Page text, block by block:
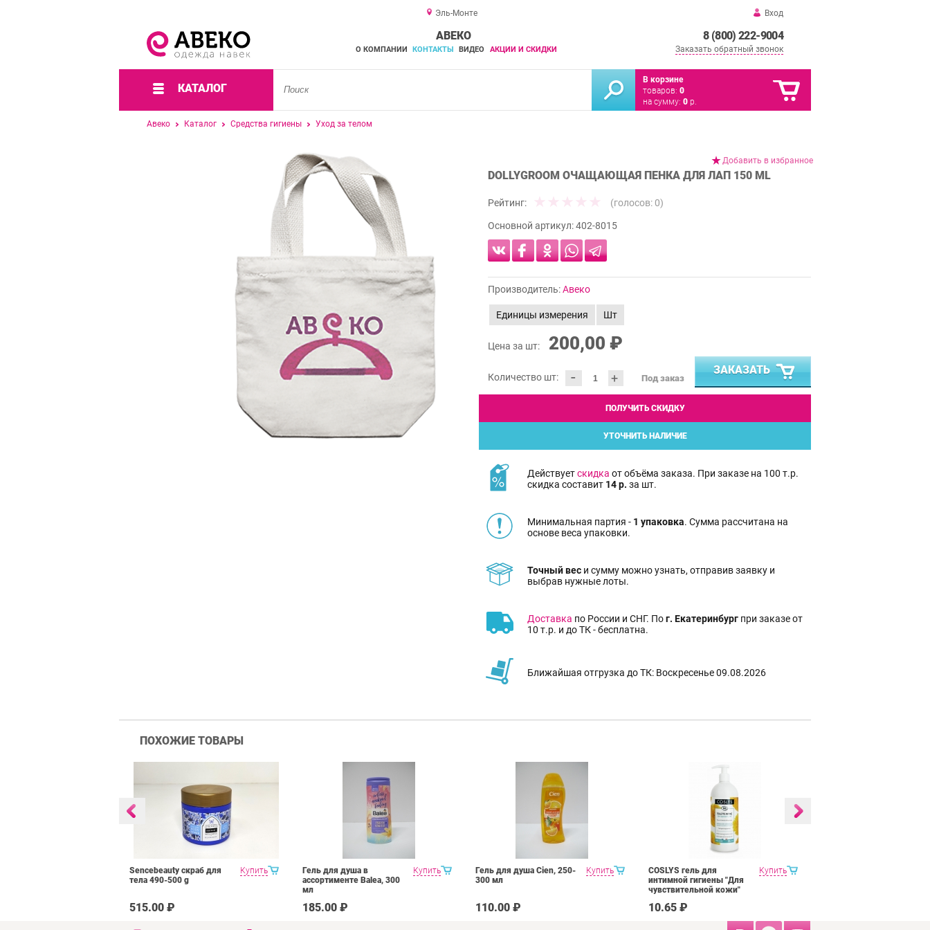
Эль-Монте Вход
8 (800) 222-9004
Заказать обратный звонок
АВЕКО
О КОМПАНИИ КОНТАКТЫ ВИДЕО АКЦИИ И СКИДКИ
КАТАЛОГ
В корзине
товаров: 0
на сумму: 0 р.
Авеко Каталог Средства гигиены Уход за телом
Добавить в избранное
DOLLYGROOM ОЧАЩАЮЩАЯ ПЕНКА ДЛЯ ЛАП 150 ML
Рейтинг: (голосов: 0)
Основной артикул:402-8015
Производитель:Авеко
Единицы измерения Шт
Цена за шт: 200,00 ₽
Количество шт: - + Под заказ
ЗАКАЗАТЬ
ПОЛУЧИТЬ СКИДКУ
УТОЧНИТЬ НАЛИЧИЕ
Действуетскидка от объёма заказа. При заказе на 100 т.р.
скидка составит 14 р. за шт.
Минимальная партия - 1 упаковка. Сумма рассчитана на
основе веса упаковки.
Точный вес и сумму можно узнать, отправив заявку и
выбрав нужные лоты.
Доставка по России и СНГ. Пог. Екатеринбург при заказе от
10 т.р. и до ТК - бесплатна.
Ближайшая отгрузка до ТК: Воскресенье 09.08.2026
ПОХОЖИЕ ТОВАРЫ
Купить
Sencebeauty скраб для
тела 490-500 g
515.00 ₽
Купить
Гель для душа в
ассортименте Balea, 300
мл
185.00 ₽
Купить
Гель для душа Cien, 250-
300 мл
110.00 ₽
Купить
COSLYS гель для
интимной гигиены "Для
чувствительной кожи"
10.65 ₽